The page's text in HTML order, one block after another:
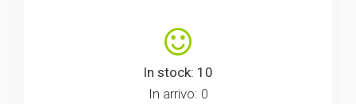
In stock: 10
In arrivo: 0